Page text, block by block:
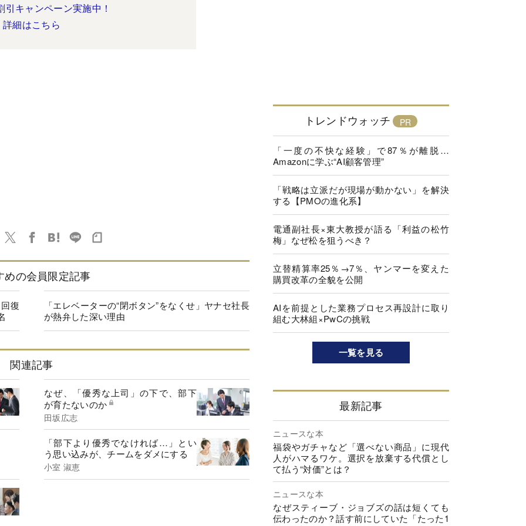
引キャンペーン実施中！
詳細はこちら
めの会員限定記事
復
「エレベーターの“閉ボタン”をなくせ」ヤナセ社長
が熱弁した深い理由
関連記事
なぜ、「優秀な上司」の下で、部下
が育たないのか
田坂広志
「部下より優秀でなければ…」とい
う思い込みが、チームをダメにする
小室 淑恵
トレンドウォッチ
「一度の不快な経験」で87％が離脱…
Amazonに学ぶ“AI顧客管理”
「戦略は立派だが現場が動かない」を解決
する【PMOの進化系】
電通副社長×東大教授が語る「利益の松竹
梅」なぜ松を狙うべき？
立替精算率25％→7％、ヤンマーを変えた
購買改革の全貌を公開
AIを前提とした業務プロセス再設計に取り
組む大林組×PwCの挑戦
一覧を見る
最新記事
ニュースな本
福袋やガチャなど「選べない商品」に現代
人がハマるワケ。選択を放棄する代償とし
て払う“対価”とは？
ニュースな本
なぜスティーブ・ジョブズの話は短くても
伝わったのか？話す前にしていた「たった1